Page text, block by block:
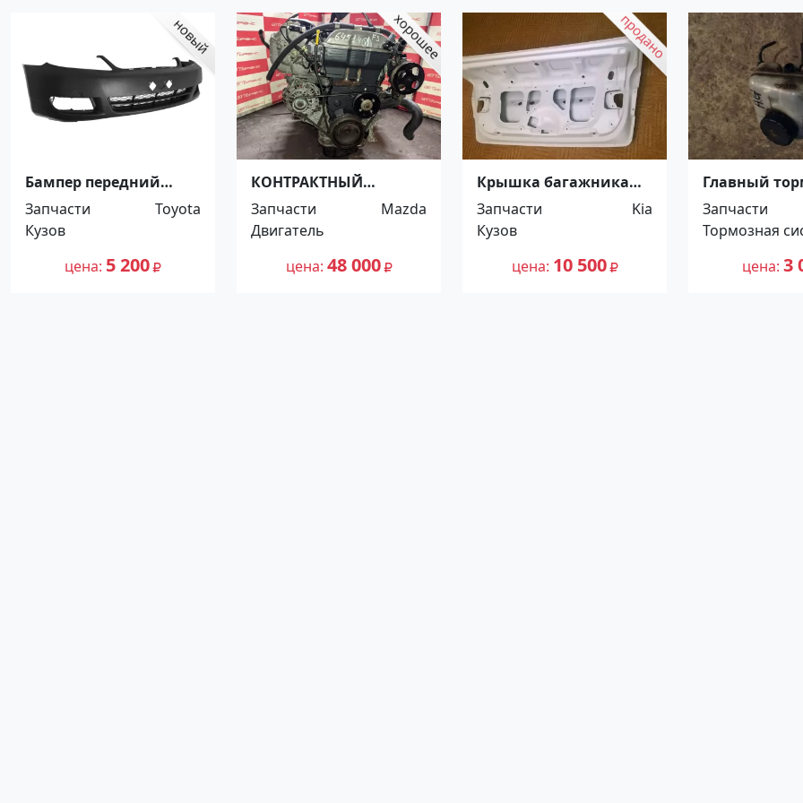
Бампер передний
TOYOTA COROLLA 2004-
2006 европа Краснодар
Запчасти
Toyota
Кузов
цена 5 200
КОНТРАКТНЫЙ
ДВИГАТЕЛЬ MAZDA MPV
FS LWEW Краснодар
Запчасти
Mazda
Двигатель
цена 48 000
Крышка багажника
KIA CERATO 2009
Краснодар
Запчасти
Kia
Кузов
цена 10 500
Главный
цилиндр
1997-2004
Запчасти
Тормозная
цена 3